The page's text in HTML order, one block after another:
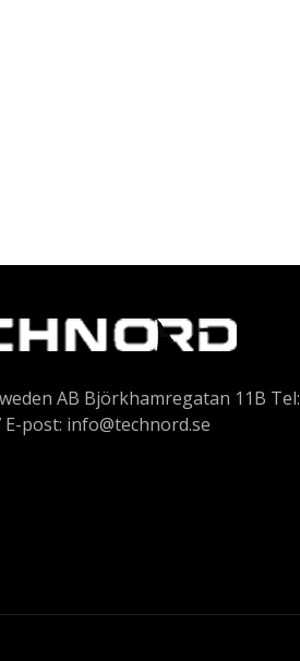
AB Björkhamregatan 11B Tel:
E-post: info@technord.se